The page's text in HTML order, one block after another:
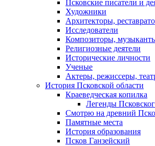
Псковские писатели и
Художники
Архитекторы,
Исследователи
Композиторы,
Религиозные деятели
Исторические личности
Ученые
Актеры, режиссеры,
История Псковской области
Краеведческая копилка
Легенды
Смотрю на древний
Памятные места
История образования
Псков Ганзейский